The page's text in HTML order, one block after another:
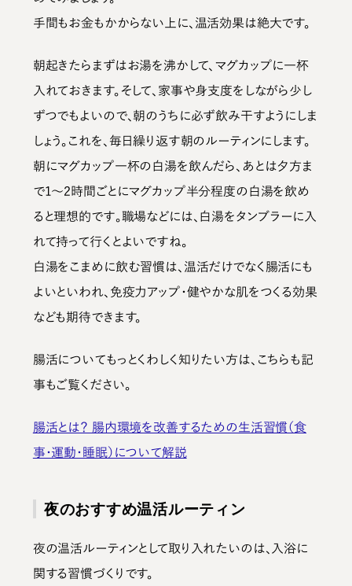
手間もお金もかからない上に、温活効果は絶大です。
朝起きたらまずはお湯を沸かして、マグカップに一杯
入れておきます。そして、家事や身支度をしながら少し
ずつでもよいので、朝のうちに必ず飲み干すようにしま
しょう。これを、毎日繰り返す朝のルーティンにします。
朝にマグカップ一杯の白湯を飲んだら、あとは夕方ま
で1～2時間ごとにマグカップ半分程度の白湯を飲め
ると理想的です。職場などには、白湯をタンブラーに入
れて持って行くとよいですね。
白湯をこまめに飲む習慣は、温活だけでなく腸活にも
よいといわれ、免疫力アップ・健やかな肌をつくる効果
なども期待できます。
腸活についてもっとくわしく知りたい方は、こちらも記
事もご覧ください。
腸活とは？ 腸内環境を改善するための生活習慣（食
事・運動・睡眠）について解説
夜のおすすめ温活ルーティン
夜の温活ルーティンとして取り入れたいのは、入浴に
関する習慣づくりです。